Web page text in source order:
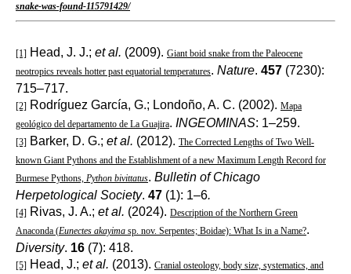
snake-was-found-115791429/
[1] Head, J. J.; et al. (2009). Giant boid snake from the Paleocene
neotropics reveals hotter past equatorial temperatures. Nature. 457 (7230):
715–717.
[2] Rodríguez García, G.; Londoño, A. C. (2002). Mapa
geológico del departamento de La Guajira. INGEOMINAS: 1–259.
[3] Barker, D. G.; et al. (2012). The Corrected Lengths of Two Well-
known Giant Pythons and the Establishment of a new Maximum Length Record for
Burmese Pythons, Python bivittatus. Bulletin of Chicago
Herpetological Society. 47 (1): 1–6.
[4] Rivas, J. A.; et al. (2024). Description of the Northern Green
Anaconda (Eunectes akayima sp. nov. Serpentes; Boidae): What Is in a Name?.
Diversity. 16 (7): 418.
[5] Head, J.; et al. (2013). Cranial osteology, body size, systematics, and